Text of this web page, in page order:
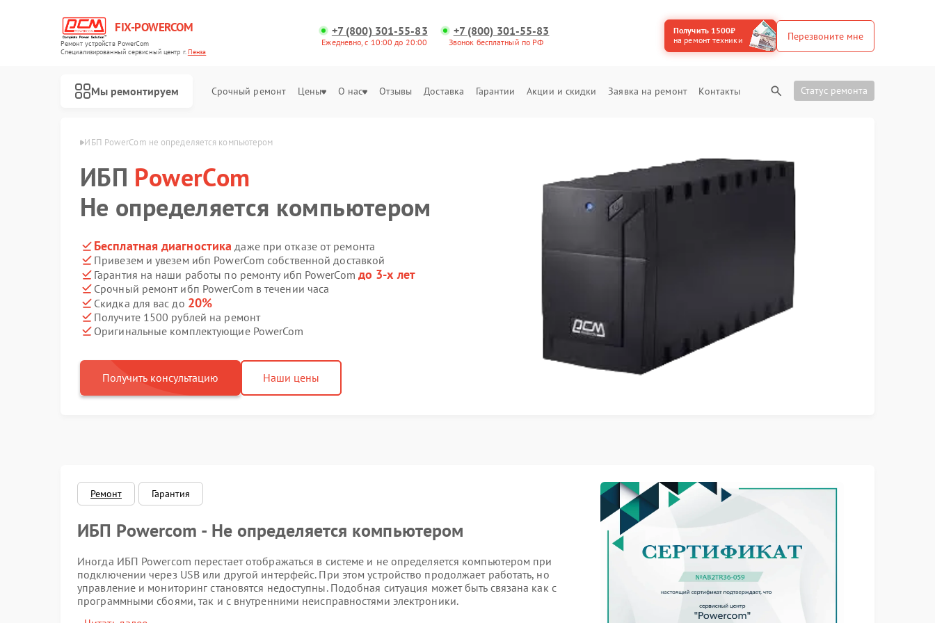
FIX-POWERCOM
Ремонт устройств PowerCom
Специализированный cервисный центр г.Пенза
+7 (800) 301-55-83
Ежедневно, с 10:00 до 20:00
+7 (800) 301-55-83
Звонок бесплатный по РФ
Получить 1500₽
на ремонт техники
Перезвоните мне
Мы ремонтируем Срочный ремонт Цены О нас Отзывы Доставка Гарантии Акции и скидки Заявка на ремонт Контакты Статус ремонта
PowerCom в Пензе ИБП PowerCom не определяется компьютером
ИБП PowerCom
Не определяется компьютером
Бесплатная диагностика даже при отказе от ремонта
Привезем и увезем ибп PowerCom собственной доставкой
Гарантия на наши работы по ремонту ибп PowerCom до 3-х лет
Срочный ремонт ибп PowerCom в течении часа
Скидка для вас до 20%
Получите 1500 рублей на ремонт
Оригинальные комплектующие PowerCom
Получить консультацию Наши цены
Ремонт Гарантия
ИБП Powercom - Не определяется компьютером
Иногда ИБП Powercom перестает отображаться в системе и не определяется компьютером при
подключении через USB или другой интерфейс. При этом устройство продолжает работать, но
управление и мониторинг становятся недоступны. Подобная ситуация может быть связана как с
программными сбоями, так и с внутренними неисправностями электроники.